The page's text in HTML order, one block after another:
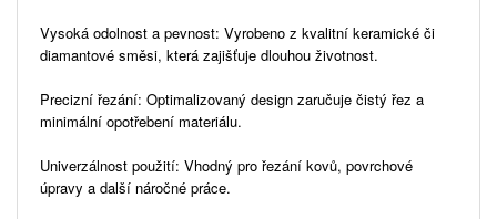
Vysoká odolnost a pevnost: Vyrobeno z kvalitní keramické či
diamantové směsi, která zajišťuje dlouhou životnost.
Precizní řezání: Optimalizovaný design zaručuje čistý řez a
minimální opotřebení materiálu.
Univerzálnost použití: Vhodný pro řezání kovů, povrchové
úpravy a další náročné práce.